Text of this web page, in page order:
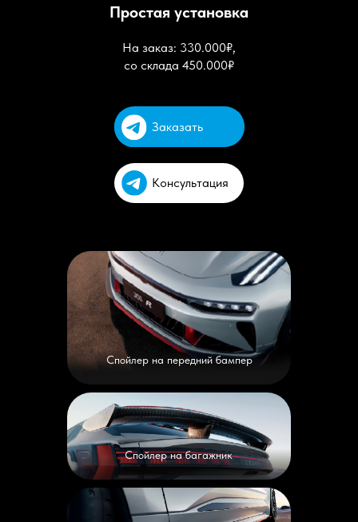
Простая установка
На заказ: 330.000₽,
со склада 450.000₽
Спойлер на передний бампер
Консультация
Заказать
Спойлер на багажник